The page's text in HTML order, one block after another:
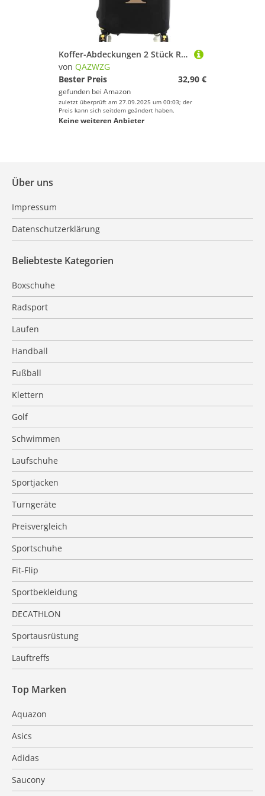
Koffer-Abdeckungen 2 Stück Reise-Koffer-Schutzhüllen, dick, elastisch, Gepäckschutz for 45,7-71,1 cm Gepäck, Reisetasche, goldfarbener Buchstabe Bedruckt FüR GepäCk(Black Y,L)
von QAZWZG
Bester Preis
32,90 €
gefunden bei Amazon
zuletzt überprüft am 27.09.2025 um 00:03; der
Preis kann sich seitdem geändert haben.
Keine weiteren Anbieter
Über uns
Impressum
Datenschutzerklärung
Beliebteste Kategorien
Boxschuhe
Radsport
Laufen
Handball
Fußball
Klettern
Golf
Schwimmen
Laufschuhe
Sportjacken
Turngeräte
Preisvergleich
Sportschuhe
Fit-Flip
Sportbekleidung
DECATHLON
Sportausrüstung
Lauftreffs
Top Marken
Aquazon
Asics
Adidas
Saucony